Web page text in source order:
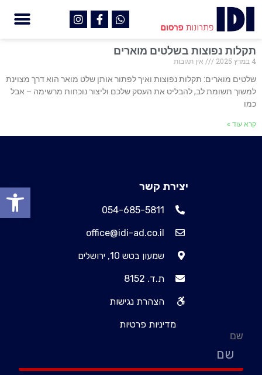
תקלות נפוצות בשלטים מוארים
4 במרץ 2025
אין תגובות
שלטים מוארים: תקלות נפוצות ואיך לפתור אותן שלט מואר הוא דרך מצוינת
למשוך תשומת לב, להבליט את העסק שלכם וליצור נוכחות מרשימה – אבל
כמו
קרא עוד »
יצירת קשר
054-685-5811
office@idi-ad.co.il
שמעון בטש 10, ירושלים
ת.ד. 8152
הצהרת נגישות
מדיניות פרטיות
שם